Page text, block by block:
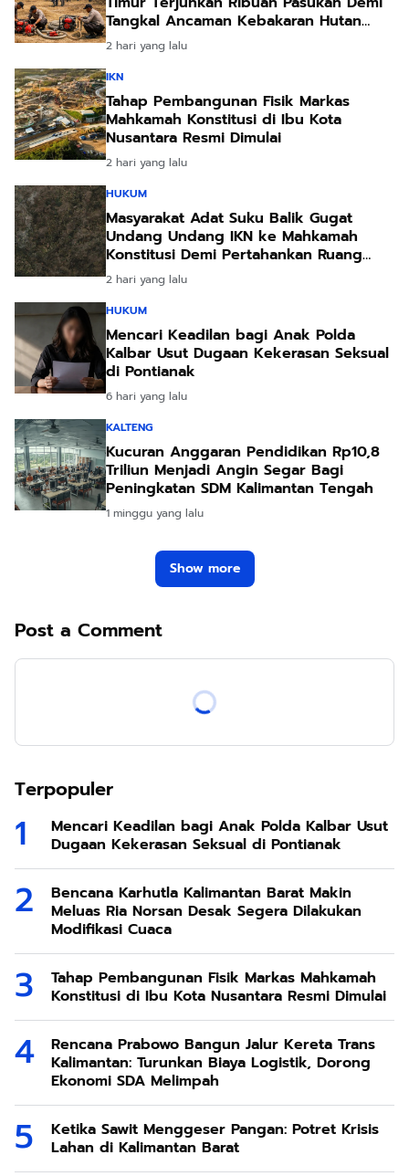
Tangkal Ancaman Kebakaran Hutan
Akibat Kemarau Ekstrem
2 hari yang lalu
IKN
Tahap Pembangunan Fisik Markas
Mahkamah Konstitusi di Ibu Kota
Nusantara Resmi Dimulai
2 hari yang lalu
HUKUM
Masyarakat Adat Suku Balik Gugat
Undang Undang IKN ke Mahkamah
Konstitusi Demi Pertahankan Ruang
Hidup Leluhur
2 hari yang lalu
HUKUM
Mencari Keadilan bagi Anak Polda
Kalbar Usut Dugaan Kekerasan Seksual
di Pontianak
6 hari yang lalu
KALTENG
Kucuran Anggaran Pendidikan Rp10,8
Triliun Menjadi Angin Segar Bagi
Peningkatan SDM Kalimantan Tengah
1 minggu yang lalu
Show more
Post a Comment
Terpopuler
Mencari Keadilan bagi Anak Polda Kalbar Usut
Dugaan Kekerasan Seksual di Pontianak
Bencana Karhutla Kalimantan Barat Makin
Meluas Ria Norsan Desak Segera Dilakukan
Modifikasi Cuaca
Tahap Pembangunan Fisik Markas Mahkamah
Konstitusi di Ibu Kota Nusantara Resmi Dimulai
Rencana Prabowo Bangun Jalur Kereta Trans
Kalimantan: Turunkan Biaya Logistik, Dorong
Ekonomi SDA Melimpah
Ketika Sawit Menggeser Pangan: Potret Krisis
Lahan di Kalimantan Barat